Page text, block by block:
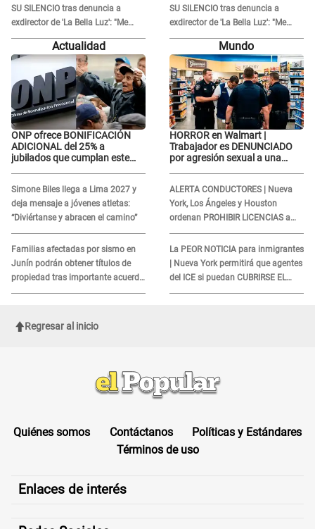
SU SILENCIO tras denuncia a
exdirector de 'La Bella Luz': "Me
basta con que ella esté bien"
SU SILENCIO tras denuncia a
exdirector de 'La Bella Luz': "Me
basta con que ella esté bien"
Actualidad
ONP ofrece BONIFICACIÓN
ADICIONAL del 25% a
jubilados que cumplan este
Simone Biles llega a Lima 2027 y
deja mensaje a jóvenes atletas:
“Diviértanse y abracen el camino”
Familias afectadas por sismo en
Junín podrán obtener títulos de
propiedad tras importante acuerdo
de Cofopri
Mundo
HORROR en Walmart |
Trabajador es DENUNCIADO
por agresión sexual a una
ALERTA CONDUCTORES | Nueva
York, Los Ángeles y Houston
ordenan PROHIBIR LICENCIAS a
quienes no presenten ESTE
DOCUMENTO
La PEOR NOTICIA para inmigrantes
| Nueva York permitirá que agentes
del ICE si puedan CUBRIRSE EL
ROSTRO
Regresar al inicio
Quiénes somos Contáctanos
Políticas y Estándares
Términos de uso
Enlaces de interés